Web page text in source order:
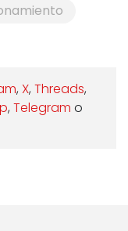
, X, Threads,
, Telegram o